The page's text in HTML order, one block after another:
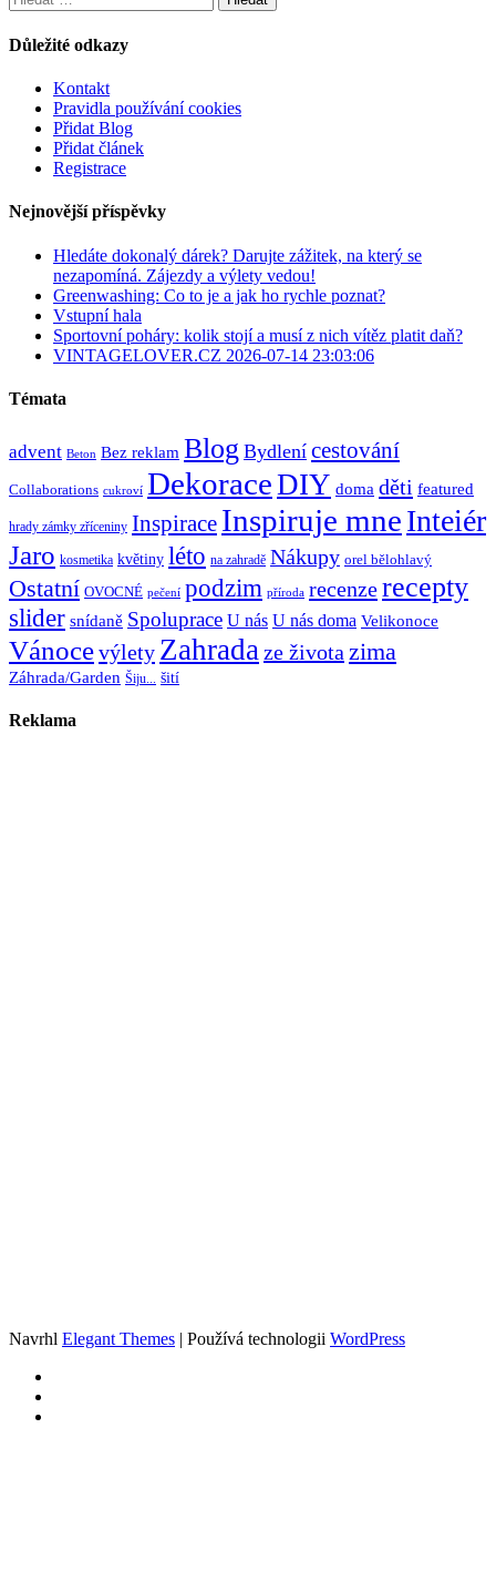
Důležité odkazy
Kontakt
Pravidla používání cookies
Přidat Blog
Přidat článek
Registrace
Nejnovější příspěvky
Hledáte dokonalý dárek? Darujte zážitek, na který se
nezapomíná. Zájezdy a výlety vedou!
Greenwashing: Co to je a jak ho rychle poznat?
Vstupní hala
Sportovní poháry: kolik stojí a musí z nich vítěz platit daň?
VINTAGELOVER.CZ 2026-07-14 23:03:06
Témata
advent Beton Bez reklam Blog Bydlení cestování
Collaborations cukroví DekoraceDIY doma děti featured
hrady zámky zříceniny Inspirace Inspiruje mneInteiér
Jaro kosmetika květiny léto na zahradě Nákupy orel bělohlavý
Ostatní OVOCNÉ pečení podzim příroda recenzerecepty
slider snídaně Spoluprace U nás U nás doma Velikonoce
Vánocevýlety Zahradaze života zima
Záhrada/Garden Šiju... šití
Reklama
Navrhl Elegant Themes | Používá technologii WordPress